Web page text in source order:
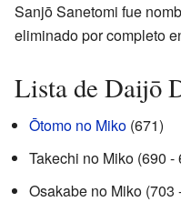
Sanjō Sanetomi fue
eliminado por completo
Lista de Daijō
Ōtomo no Miko (671)
Takechi no Miko (690 -
Osakabe no Miko (703